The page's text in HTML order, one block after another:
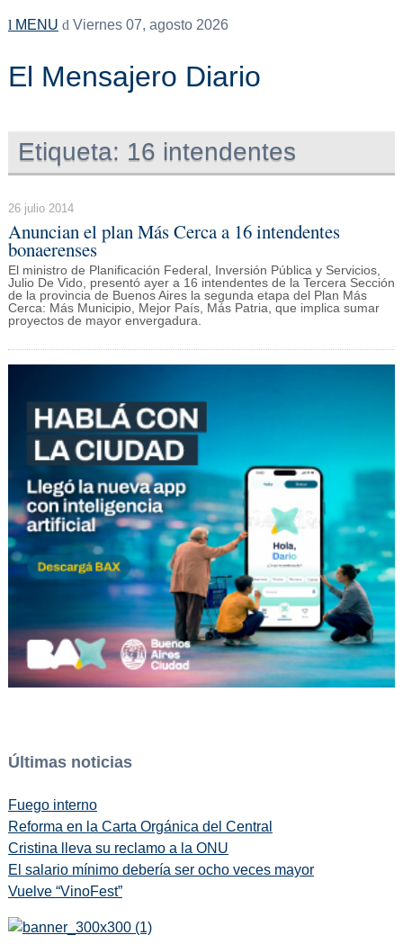
MENU Viernes 07, agosto 2026
El Mensajero Diario
Etiqueta: 16 intendentes
26 julio 2014
Anuncian el plan Más Cerca a 16 intendentes
bonaerenses
El ministro de Planificación Federal, Inversión Pública y Servicios,
Julio De Vido, presentó ayer a 16 intendentes de la Tercera Sección
de la provincia de Buenos Aires la segunda etapa del Plan Más
Cerca: Más Municipio, Mejor País, Más Patria, que implica sumar
proyectos de mayor envergadura.
Últimas noticias
Fuego interno
Reforma en la Carta Orgánica del Central
Cristina lleva su reclamo a la ONU
El salario mínimo debería ser ocho veces mayor
Vuelve “VinoFest”